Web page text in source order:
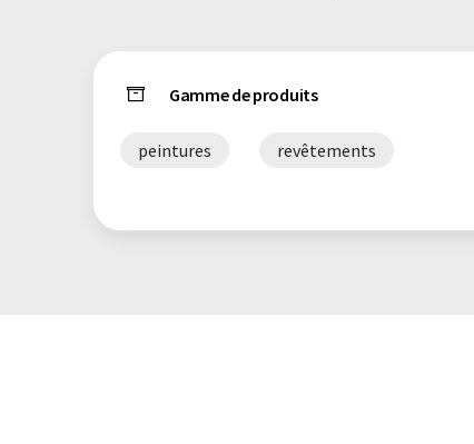
Gamme de produits
peintures revêtements